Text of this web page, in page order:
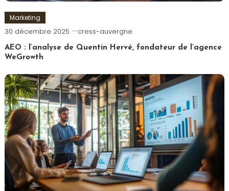
Marketing
30 décembre 2025 cress-auvergne
AEO : l’analyse de Quentin Hervé, fondateur de l’agence
WeGrowth